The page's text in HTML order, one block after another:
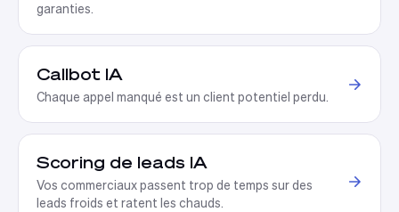
garanties.
Callbot IA
Chaque appel manqué est un client potentiel perdu.
Scoring de leads IA
Vos commerciaux passent trop de temps sur des
leads froids et ratent les chauds.